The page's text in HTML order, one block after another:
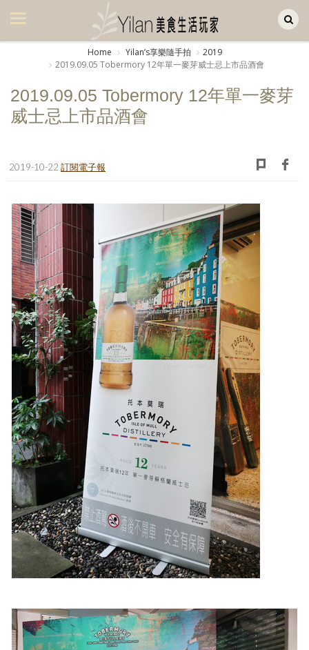
美食集
美飲集
廚房集
旅遊集
書房集
日記簿
餐桌週記
享樂隨手拍
照相簿
影音區
創意出版服務
歷史區
關於Yilan
個人著作
活動實況記錄
媒體報導一覽
合作與代言
訂閱電子報
Home Yilanʼs享樂隨手拍
2019
2019.09.05 Tobermory 12年單一麥芽威士忌上市品酒會
2019.09.05 Tobermory 12年單一麥芽
威士忌上市品酒會
2019-10-22 訂閱電子報